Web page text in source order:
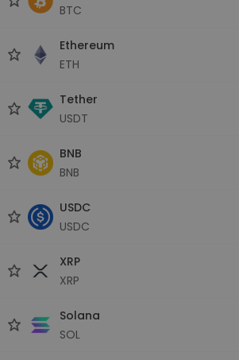
BTC
Ethereum
ETH
Tether
USDT
BNB
BNB
USDC
USDC
XRP
XRP
Solana
SOL